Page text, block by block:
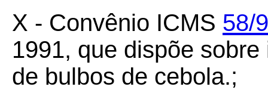
X - Convênio ICMS 58/
1991, que dispõe
de bulbos de cebola.;